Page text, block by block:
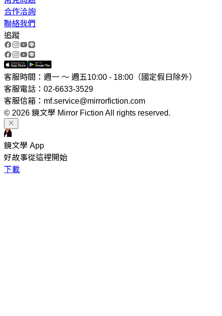
合作洽詢
聯絡我們
追蹤
客服時間：週一 ～ 週五10:00 - 18:00（國定假日除外）
客服電話：02-6633-3529
客服信箱：mf.service@mirrorfiction.com
© 2026 鏡文學 Mirror Fiction All rights reserved.
鏡文學 App
好故事從這裡開始
下載